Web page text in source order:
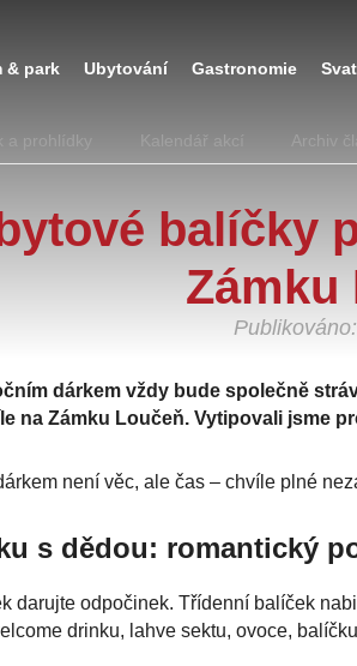
& park Ubytování Gastronomie
a prohlídky Kalendář akcí Archiv
balíčky
Zámku
dárkem vždy bude společně
na Zámku Loučeň. Vytipovali jsme
není věc, ale čas – chvíle plné
s dědou: romantický
darujte odpočinek. Třídenní balíček
drinku, lahve sektu, ovoce,